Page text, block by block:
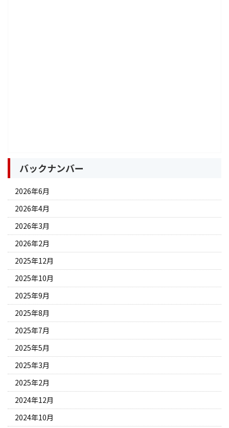
バックナンバー
2026年6月
2026年4月
2026年3月
2026年2月
2025年12月
2025年10月
2025年9月
2025年8月
2025年7月
2025年5月
2025年3月
2025年2月
2024年12月
2024年10月